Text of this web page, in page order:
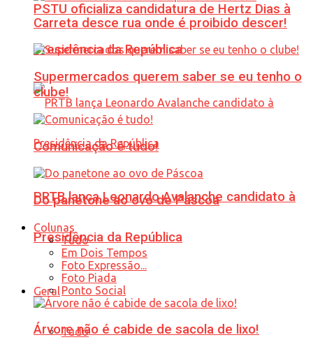
PSTU oficializa candidatura de Hertz Dias à
Presidência da República
PRTB lança Leonardo Avalanche candidato à
Presidência da República
Geral
Tudo
Carreta desce rua onde é proibido descer!
Supermercados querem saber se eu tenho o
clube!
Comunicação é tudo!
Do panetone ao ovo de Páscoa
Colunas
Tudo
Em Dois Tempos
Foto Expressão...
Foto Piada
Ponto Social
Árvore não é cabide de sacola de lixo!